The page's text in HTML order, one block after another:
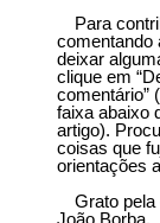
Para
comentando
deixar
clique em
comentário”
faixa abaixo
artigo).
coisas que
orientações
Grato
João Borba.